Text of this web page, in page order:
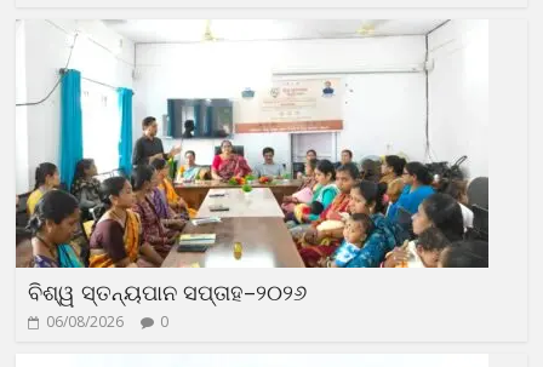
ବିଶ୍ୱ ସ୍ତନ୍ୟପାନ ସପ୍ତାହ–୨୦୨୬
06/08/2026 0